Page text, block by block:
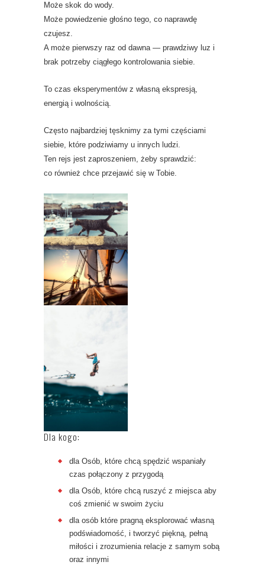
Może skok do wody.
Może powiedzenie głośno tego, co naprawdę
czujesz.
A może pierwszy raz od dawna — prawdziwy luz i
brak potrzeby ciągłego kontrolowania siebie.
To czas eksperymentów z własną ekspresją,
energią i wolnością.
Często najbardziej tęsknimy za tymi częściami
siebie, które podziwiamy u innych ludzi.
Ten rejs jest zaproszeniem, żeby sprawdzić:
co również chce przejawić się w Tobie.
Dla kogo:
dla Osób, które chcą spędzić wspaniały
czas połączony z przygodą
dla Osób, które chcą ruszyć z miejsca aby
coś zmienić w swoim życiu
dla osób które pragną eksplorować własną
podświadomość, i tworzyć piękną, pełną
miłości i zrozumienia relacje z samym sobą
oraz innymi